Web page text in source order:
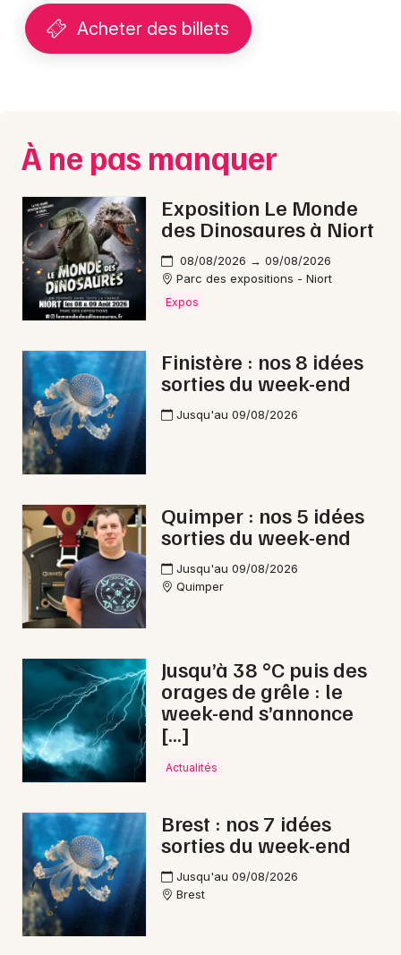
Newsletter des sorties
Magazine à Quimper
29 - Finistère
Choisir mes départements
Mon email
Acheter des billets
À ne pas manquer
Exposition Le Monde
des Dinosaures à Niort
08/08/2026 → 09/08/2026
Parc des expositions - Niort
Expos
Finistère : nos 8 idées
sorties du week-end
Jusqu'au 09/08/2026
Quimper : nos 5 idées
sorties du week-end
Jusqu'au 09/08/2026
Quimper
Jusqu’à 38 °C puis des
orages de grêle : le
week-end s’annonce
[…]
Actualités
Brest : nos 7 idées
sorties du week-end
Jusqu'au 09/08/2026
Brest